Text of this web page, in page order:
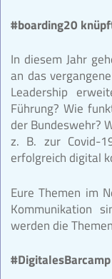
#boarding20
In diesem Jahr
an das
Leadership
Führung? Wie
der Bundeswehr?
z. B. zur Covid-
erfolgreich digital
Eure Themen im
Kommunikation
werden die